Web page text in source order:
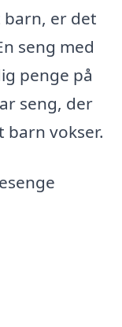
er det
seng med
penge på
seng, der
barn vokser.